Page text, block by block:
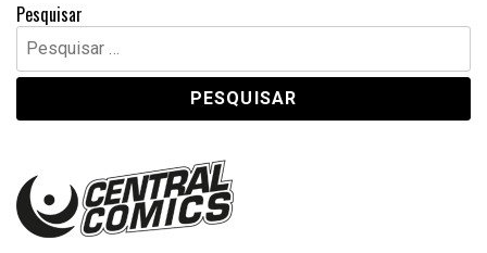
Pesquisar
Pesquisar
por: